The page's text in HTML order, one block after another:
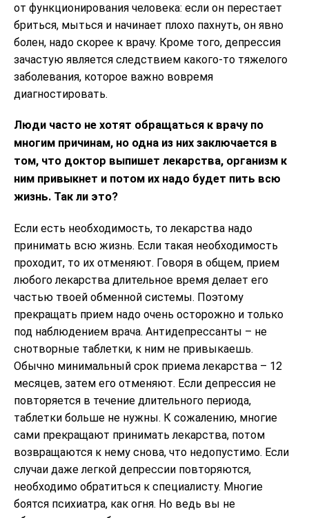
от функционирования человека: если он перестает
бриться, мыться и начинает плохо пахнуть, он явно
болен, надо скорее к врачу. Кроме того, депрессия
зачастую является следствием какого-то тяжелого
заболевания, которое важно вовремя
диагностировать.
Люди часто не хотят обращаться к врачу по
многим причинам, но одна из них заключается в
том, что доктор выпишет лекарства, организм к
ним привыкнет и потом их надо будет пить всю
жизнь. Так ли это?
Если есть необходимость, то лекарства надо
принимать всю жизнь. Если такая необходимость
проходит, то их отменяют. Говоря в общем, прием
любого лекарства длительное время делает его
частью твоей обменной системы. Поэтому
прекращать прием надо очень осторожно и только
под наблюдением врача. Антидепрессанты – не
снотворные таблетки, к ним не привыкаешь.
Обычно минимальный срок приема лекарства – 12
месяцев, затем его отменяют. Если депрессия не
повторяется в течение длительного периода,
таблетки больше не нужны. К сожалению, многие
сами прекращают принимать лекарства, потом
возвращаются к нему снова, что недопустимо. Если
случаи даже легкой депрессии повторяются,
необходимо обратиться к специалисту. Многие
боятся психиатра, как огня. Но ведь вы не